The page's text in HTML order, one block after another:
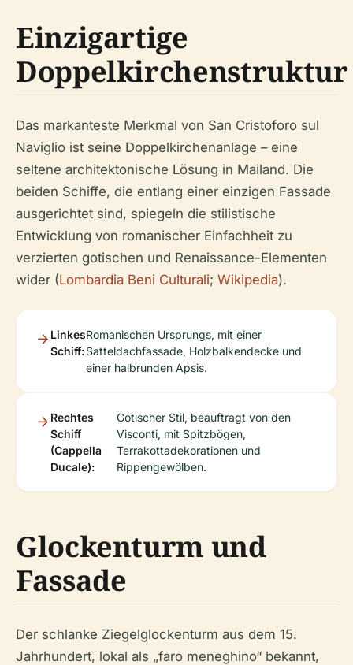
Einzigartige
Doppelkirchenstruktur
Das markanteste Merkmal von San Cristoforo sul
Naviglio ist seine Doppelkirchenanlage – eine
seltene architektonische Lösung in Mailand. Die
beiden Schiffe, die entlang einer einzigen Fassade
ausgerichtet sind, spiegeln die stilistische
Entwicklung von romanischer Einfachheit zu
verzierten gotischen und Renaissance-Elementen
wider (Lombardia Beni Culturali; Wikipedia).
Linkes
Schiff:
Romanischen Ursprungs, mit einer
Satteldachfassade, Holzbalkendecke und
einer halbrunden Apsis.
Rechtes
Schiff
(Cappella
Ducale):
Gotischer Stil, beauftragt von den
Visconti, mit Spitzbögen,
Terrakottadekorationen und
Rippengewölben.
Glockenturm und
Fassade
Der schlanke Ziegelglockenturm aus dem 15.
Jahrhundert, lokal als „faro meneghino“ bekannt,